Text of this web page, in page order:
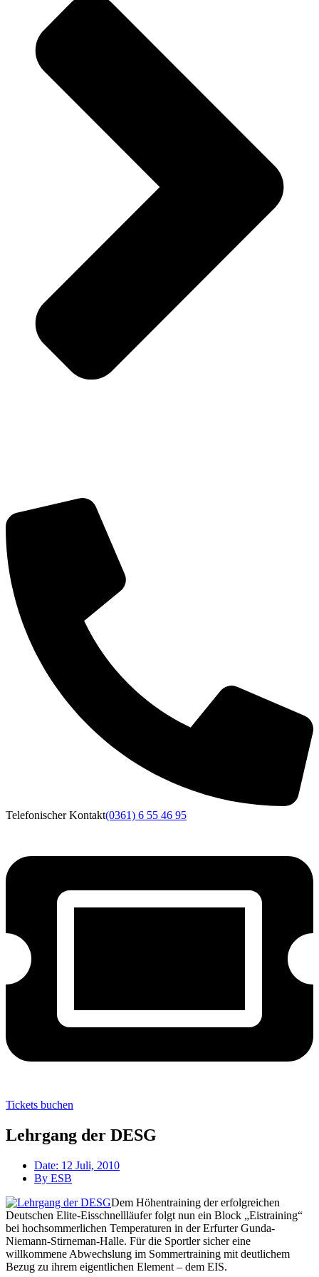
Telefonischer Kontakt(0361) 6 55 46 95
Tickets buchen
Lehrgang der DESG
Date: 12 Juli, 2010
By ESB
Dem Höhentraining der erfolgreichen
Deutschen Elite-Eisschnellläufer folgt nun ein Block „Eistraining“
bei hochsommerlichen Temperaturen in der Erfurter Gunda-
Niemann-Stirneman-Halle. Für die Sportler sicher eine
willkommene Abwechslung im Sommertraining mit deutlichem
Bezug zu ihrem eigentlichen Element – dem EIS.